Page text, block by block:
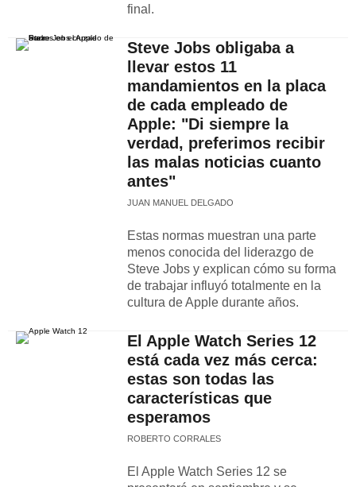
final.
Steve Jobs obligaba a
llevar estos 11
mandamientos en la placa
de cada empleado de
Apple: "Di siempre la
verdad, preferimos recibir
las malas noticias cuanto
antes"
JUAN MANUEL DELGADO
Estas normas muestran una parte
menos conocida del liderazgo de
Steve Jobs y explican cómo su forma
de trabajar influyó totalmente en la
cultura de Apple durante años.
El Apple Watch Series 12
está cada vez más cerca:
estas son todas las
características que
esperamos
ROBERTO CORRALES
El Apple Watch Series 12 se